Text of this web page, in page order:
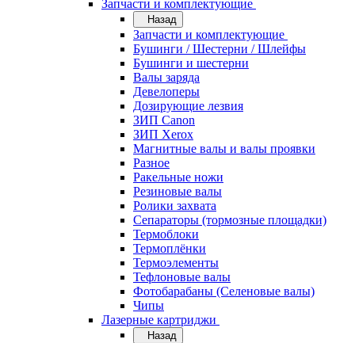
Запчасти и комплектующие
Назад
Запчасти и комплектующие
Бушинги / Шестерни / Шлейфы
Бушинги и шестерни
Валы заряда
Девелоперы
Дозирующие лезвия
ЗИП Canon
ЗИП Xerox
Магнитные валы и валы проявки
Разное
Ракельные ножи
Резиновые валы
Ролики захвата
Сепараторы (тормозные площадки)
Термоблоки
Термоплёнки
Термоэлементы
Тефлоновые валы
Фотобарабаны (Селеновые валы)
Чипы
Лазерные картриджи
Назад